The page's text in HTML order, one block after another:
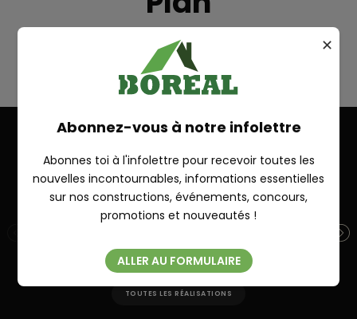
Autres réalisations
TOUTES LES RÉALISATIONS
Abonnez-vous à notre infolettre
Abonnes toi à l'infolettre pour recevoir toutes les
nouvelles incontournables, informations essentielles
sur nos constructions, événements, concours,
promotions et nouveautés !
ALLER AU FORMULAIRE
✕
Fermer